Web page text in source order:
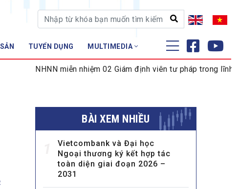
TUYỂN DỤNG MULTIMEDIA
NHNN miễn nhiệm 02 Giám định viên tư pháp trong lĩnh vực tiền tệ
BÀI XEM NHIỀU
Vietcombank và Đại học
Ngoại thương ký kết hợp tác
toàn diện giai đoạn 2026 –
2031